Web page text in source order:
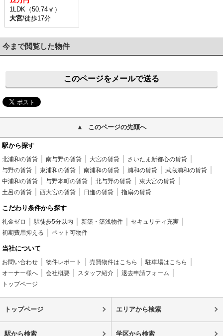
1LDK（50.74㎡）
大宮/徒歩17分
今まで閲覧した物件
このページをメールで送る
このページの先頭へ
駅から探す
北浦和の賃貸 南与野の賃貸 大宮の賃貸
さいたま新都心の賃貸
与野の賃貸
東浦和の賃貸 南浦和の賃貸 浦和の賃貸
武蔵浦和の賃貸
中浦和の賃貸
与野本町の賃貸 北与野の賃貸
東大宮の賃貸
土呂の賃貸
西大宮の賃貸 日進の賃貸 指扇の賃貸
こだわり条件から探す
礼金ゼロ 駅徒歩5分以内 新築・築浅物件
セキュリティ充実
初期費用抑える
ペット可物件
当社について
お問い合わせ 物件レポート 売買物件はこちら
駐車場はこちら
オーナー様へ
会社概要 スタッフ紹介
退去申請フォーム
トップページ
トップページ エリアから検索
駅から検索 学区から検索